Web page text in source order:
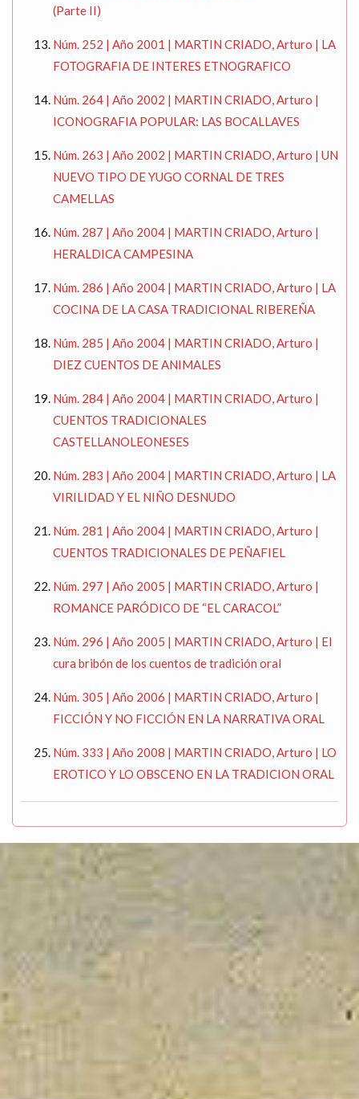
(Parte II)
Núm. 252 | Año 2001 | MARTIN CRIADO, Arturo | LA
FOTOGRAFIA DE INTERES ETNOGRAFICO
Núm. 264 | Año 2002 | MARTIN CRIADO, Arturo |
ICONOGRAFIA POPULAR: LAS BOCALLAVES
Núm. 263 | Año 2002 | MARTIN CRIADO, Arturo | UN
NUEVO TIPO DE YUGO CORNAL DE TRES
CAMELLAS
Núm. 287 | Año 2004 | MARTIN CRIADO, Arturo |
HERALDICA CAMPESINA
Núm. 286 | Año 2004 | MARTIN CRIADO, Arturo | LA
COCINA DE LA CASA TRADICIONAL RIBEREÑA
Núm. 285 | Año 2004 | MARTIN CRIADO, Arturo |
DIEZ CUENTOS DE ANIMALES
Núm. 284 | Año 2004 | MARTIN CRIADO, Arturo |
CUENTOS TRADICIONALES
CASTELLANOLEONESES
Núm. 283 | Año 2004 | MARTIN CRIADO, Arturo | LA
VIRILIDAD Y EL NIÑO DESNUDO
Núm. 281 | Año 2004 | MARTIN CRIADO, Arturo |
CUENTOS TRADICIONALES DE PEÑAFIEL
Núm. 297 | Año 2005 | MARTIN CRIADO, Arturo |
ROMANCE PARÓDICO DE “EL CARACOL”
Núm. 296 | Año 2005 | MARTIN CRIADO, Arturo | El
cura bribón de los cuentos de tradición oral
Núm. 305 | Año 2006 | MARTIN CRIADO, Arturo |
FICCIÓN Y NO FICCIÓN EN LA NARRATIVA ORAL
Núm. 333 | Año 2008 | MARTIN CRIADO, Arturo | LO
EROTICO Y LO OBSCENO EN LA TRADICION ORAL